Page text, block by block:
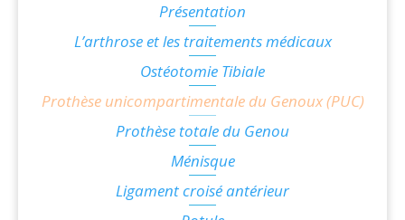
Présentation
L’arthrose et les traitements médicaux
Ostéotomie Tibiale
Prothèse unicompartimentale du Genoux (PUC)
Prothèse totale du Genou
Ménisque
Ligament croisé antérieur